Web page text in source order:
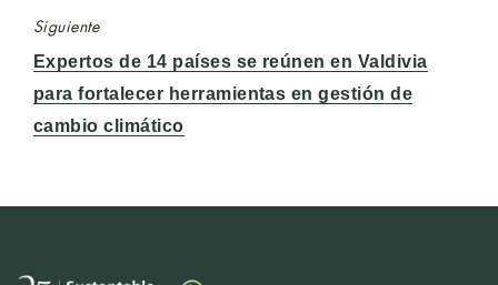
Siguiente
Entrada
siguiente:
Expertos de 14 países se reúnen en Valdivia
para fortalecer herramientas en gestión de
cambio climático